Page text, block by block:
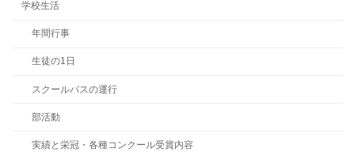
学校生活
年間行事
生徒の1日
スクールバスの運行
部活動
実績と栄冠・各種コンクール受賞内容